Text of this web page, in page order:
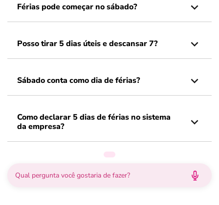
Férias pode começar no sábado?
Posso tirar 5 dias úteis e descansar 7?
Sábado conta como dia de férias?
Como declarar 5 dias de férias no sistema
da empresa?